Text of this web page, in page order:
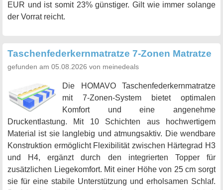
EUR und ist somit 23% günstiger. Gilt wie immer solange
der Vorrat reicht.
Taschenfederkernmatratze 7-Zonen Matratze
gefunden am 05.08.2026 von meinedeals
Die HOMAVO Taschenfederkernmatratze
mit 7-Zonen-System bietet optimalen
Komfort und eine angenehme
Druckentlastung. Mit 10 Schichten aus hochwertigem
Material ist sie langlebig und atmungsaktiv. Die wendbare
Konstruktion ermöglicht Flexibilität zwischen Härtegrad H3
und H4, ergänzt durch den integrierten Topper für
zusätzlichen Liegekomfort. Mit einer Höhe von 25 cm sorgt
sie für eine stabile Unterstützung und erholsamen Schlaf.